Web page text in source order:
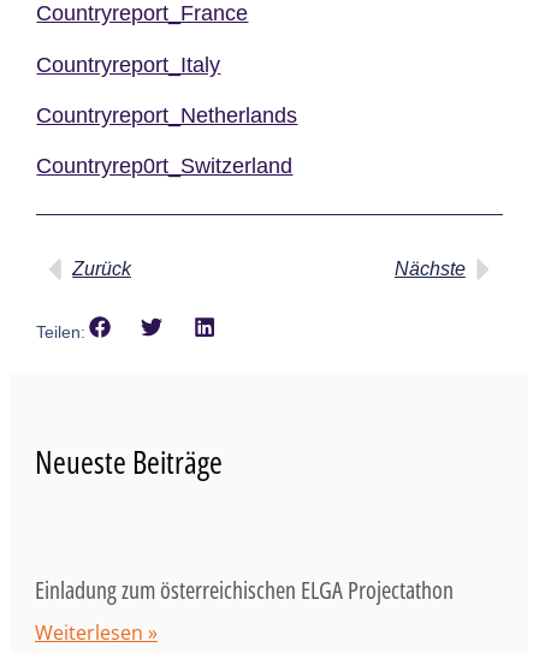
Countryreport_France
Countryreport_Italy
Countryreport_Netherlands
Countryrep0rt_Switzerland
Zurück Nächste
Teilen:
Neueste Beiträge
Einladung zum österreichischen ELGA Projectathon
Weiterlesen »